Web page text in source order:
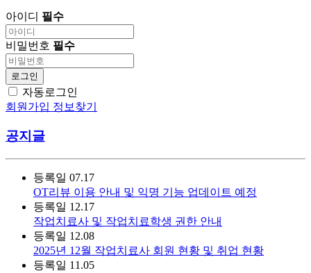
아이디 필수
비밀번호 필수
로그인
자동로그인
회원가입 정보찾기
공지글
등록일 07.17
OT리뷰 이용 안내 및 익명 기능 업데이트 예정
등록일 12.17
작업치료사 및 작업치료학생 권한 안내
등록일 12.08
2025년 12월 작업치료사 회원 현황 및 취업 현황
등록일 11.05